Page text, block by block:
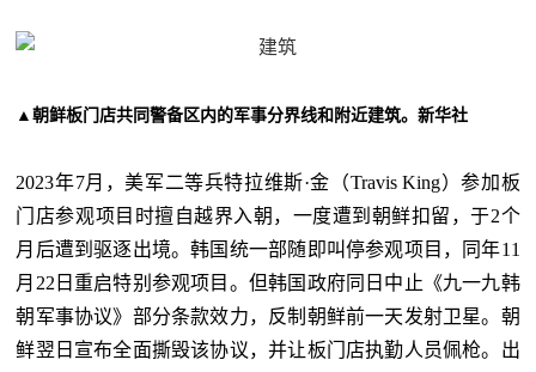
▲朝鲜板门店共同警备区内的军事分界线和附近建筑。新华社
2023年7月，美军二等兵特拉维斯·金（Travis King）参加板
门店参观项目时擅自越界入朝，一度遭到朝鲜扣留，于2个
月后遭到驱逐出境。韩国统一部随即叫停参观项目，同年11
月22日重启特别参观项目。但韩国政府同日中止《九一九韩
朝军事协议》部分条款效力，反制朝鲜前一天发射卫星。朝
鲜翌日宣布全面撕毁该协议，并让板门店执勤人员佩枪。出